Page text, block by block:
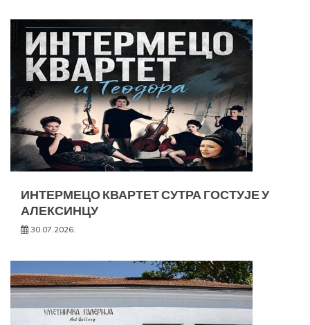
ИНТЕРМЕЦО КВАРТЕТ СУТРА ГОСТУЈЕ У
АЛЕКСИНЦУ
30.07.2026.